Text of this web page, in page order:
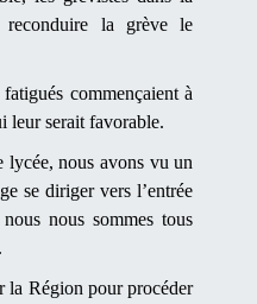
la grève le
commençaient à
leur serait favorable.
lycée, nous avons vu un
se diriger vers l’entrée
nous sommes tous
la Région pour procéder